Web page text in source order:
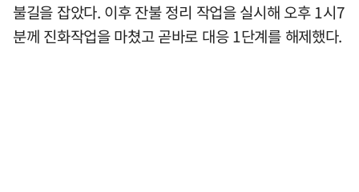
불길을 잡았다. 이후 잔불 정리 작업을 실시해 오후 1시7
분께 진화작업을 마쳤고 곧바로 대응 1단계를 해제했다.